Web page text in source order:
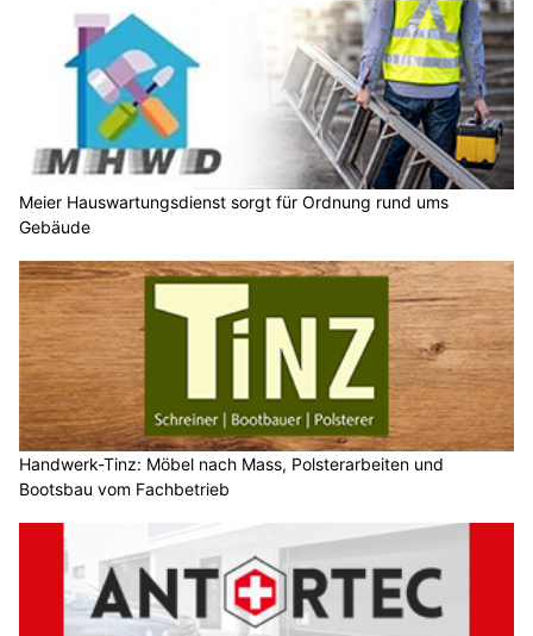
Meier Hauswartungsdienst sorgt für Ordnung rund ums
Gebäude
Handwerk-Tinz: Möbel nach Mass, Polsterarbeiten und
Bootsbau vom Fachbetrieb